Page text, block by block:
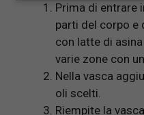
Prima di entrare
parti del corpo e
con latte di
varie zone con un
Nella vasca
oli scelti.
Riempite la